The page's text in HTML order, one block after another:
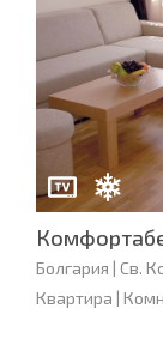
Болгария | Св.
Квартира |